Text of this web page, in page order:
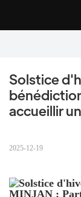
Solstice
accueillir
2025-12-19